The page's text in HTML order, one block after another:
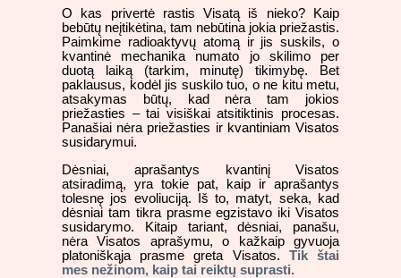
O kas privertė rastis Visatą iš nieko? Kaip
bebūtų neįtikėtina, tam nebūtina jokia priežastis.
Paimkime radioaktyvų atomą ir jis suskils, o
kvantinė mechanika numato jo skilimo per
duotą laiką (tarkim, minutę) tikimybę. Bet
paklausus, kodėl jis suskilo tuo, o ne kitu metu,
atsakymas būtų, kad nėra tam jokios
priežasties – tai visiškai atsitiktinis procesas.
Panašiai nėra priežasties ir kvantiniam Visatos
susidarymui.
Dėsniai, aprašantys kvantinį Visatos
atsiradimą, yra tokie pat, kaip ir aprašantys
tolesnę jos evoliuciją. Iš to, matyt, seka, kad
dėsniai tam tikra prasme egzistavo iki Visatos
susidarymo. Kitaip tariant, dėsniai, panašu,
nėra Visatos aprašymu, o kažkaip gyvuoja
platoniškąja prasme greta Visatos. Tik štai
mes nežinom, kaip tai reiktų suprasti.